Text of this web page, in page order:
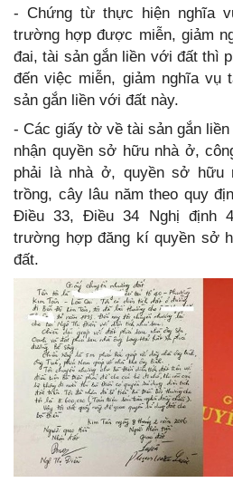
- Chứng từ thực hiện nghĩa
trường hợp được miễn, giảm
đai, tài sản gắn liền với đất thì
đến việc miễn, giảm nghĩa vụ
sản gắn liền với đất này.
- Các giấy tờ về tài sản gắn
nhận quyền sở hữu nhà ở,
phải là nhà ở, quyền sở hữu
trồng, cây lâu năm theo quy
Điều 33, Điều 34 Nghị định
trường hợp đăng kí quyền sở
đất.